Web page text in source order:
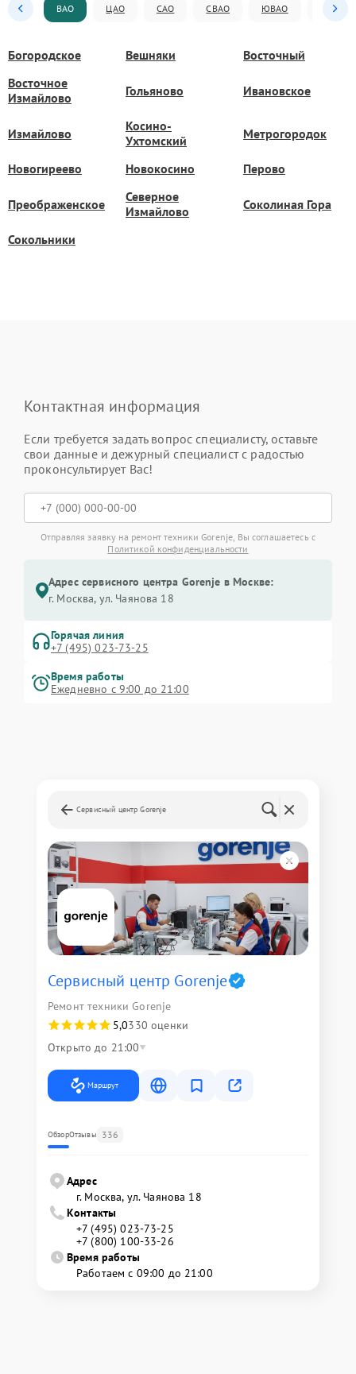
ВАО ЦАО САО СВАО ЮВАО ЮАО
Богородское Вешняки
Восточный
Восточное
Измайлово
Гольяново Ивановское
Измайлово
Косино-
Ухтомский
Метрогородок
Новогиреево Новокосино Перово
Преображенское
Северное
Измайлово
Соколиная Гора
Сокольники
Контактная информация
Если требуется задать вопрос специалисту, оставьте
свои данные и дежурный специалист с радостью
проконсультирует Вас!
Отправляя заявку на ремонт техники Gorenje, Вы соглашаетесь с
Политикой конфиденциальности
Адрес сервисного центра Gorenje в Москве:
г. Москва, ул. Чаянова 18
Горячая линия
+7 (495) 023-73-25
Время работы
Ежедневно с 9:00 до 21:00
Сервисный центр Gorenje
Сервисный центр Gorenje
Ремонт техники Gorenje
5,0330 оценки
Открыто до 21:00
Маршрут
ОбзорОтзывы 336
Адрес
г. Москва, ул. Чаянова 18
Контакты
+7 (495) 023-73-25
+7 (800) 100-33-26
Время работы
Работаем с 09:00 до 21:00